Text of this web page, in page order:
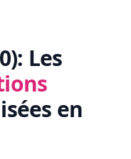
Les
en